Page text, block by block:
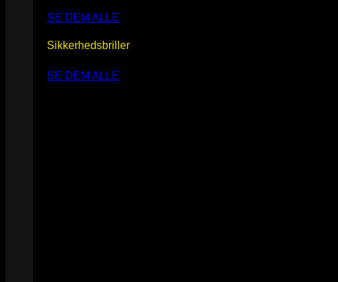
SE DEM ALLE
Sikkerhedsbriller
SE DEM ALLE